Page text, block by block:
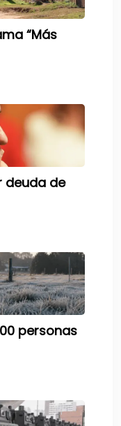
“Más
deuda de
personas